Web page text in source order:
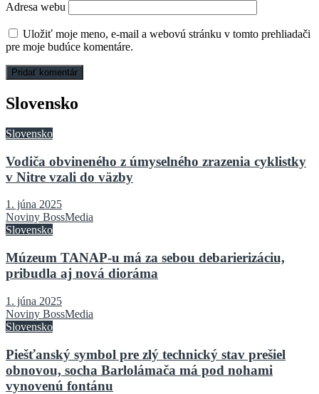
Adresa webu
Uložiť moje meno, e-mail a webovú stránku v tomto prehliadači
pre moje budúce komentáre.
Slovensko
Slovensko
Vodiča obvineného z úmyselného zrazenia cyklistky
v Nitre vzali do väzby
1. júna 2025
Noviny BossMedia
Slovensko
Múzeum TANAP-u má za sebou debarierizáciu,
pribudla aj nová dioráma
1. júna 2025
Noviny BossMedia
Slovensko
Piešťanský symbol pre zlý technický stav prešiel
obnovou, socha Barlolámača má pod nohami
vynovenú fontánu